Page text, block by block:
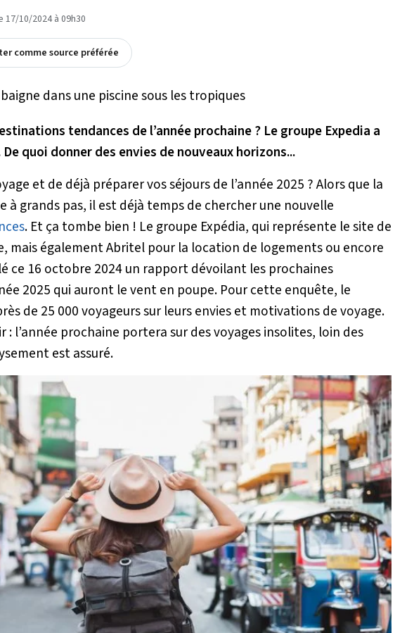
17/10/2024 à 09h30
comme source préférée
tendances de l’année prochaine ? Le groupe Expedia a
quoi donner des envies de nouveaux horizons...
et de déjà préparer vos séjours de l’année 2025 ? Alors que la
à grands pas, il est déjà temps de chercher une nouvelle
. Et ça tombe bien ! Le groupe Expédia, qui représente le site de
mais également Abritel pour la location de logements ou encore
ce 16 octobre 2024 un rapport dévoilant les prochaines
2025 qui auront le vent en poupe. Pour cette enquête, le
de 25 000 voyageurs sur leurs envies et motivations de voyage.
: l’année prochaine portera sur des voyages insolites, loin des
est assuré.